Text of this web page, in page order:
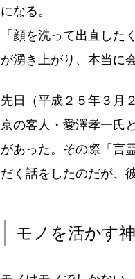
になる。
「顔を洗って出直し
が湧き上がり、本当に
先日（平成２５年３月
京の客人・愛澤孝一氏
があった。その際「言
だく話をしたのだが、
モノを活かす